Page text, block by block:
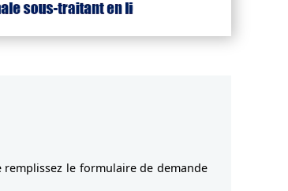
remplissez le formulaire de demande